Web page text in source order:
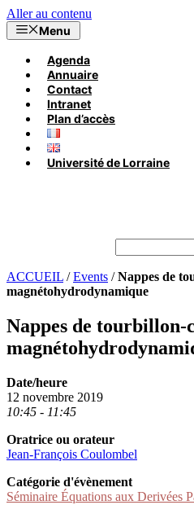
Aller au contenu
Menu
Agenda
Annuaire
Contact
Intranet
Plan d’accès
Université de Lorraine
ACCUEIL /Events /Nappes de
magnétohydrodynamique
Nappes de tourbillon-
Date/heure
12 novembre 2019
10:45 - 11:45
Oratrice ou orateur
Jean-François Coulombel
Catégorie d'évènement
Séminaire Équations aux Derivées